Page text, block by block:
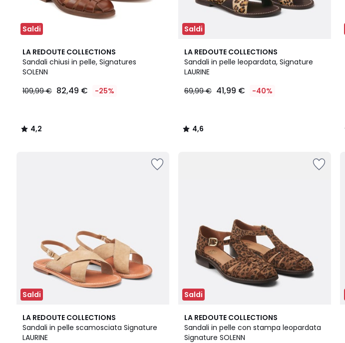
Saldi
LA REDOUTE COLLECTIONS
Sandali chiusi in pelle, Signatures
SOLENN
€
€
109,99 € 82,49 € -25%
4,2
/ 5
4,2
/
Saldi
LA REDOUTE COLLECTIONS
Sandali in pelle leopardata, Signature
LAURINE
69,99 € 41,99 € -40%
4,6
/ 5
4,6
/
Saldi
LA REDOUTE COLLECTIONS
Sandali in pelle scamosciata Signature
LAURINE
4,7
/ 5
Saldi
LA REDOUTE COLLECTIONS
Sandali in pelle con stampa leopardata
Signature SOLENN
4,4
/ 5